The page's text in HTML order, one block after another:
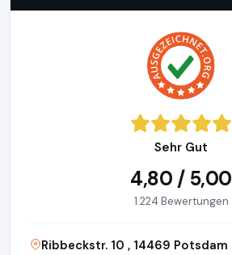
Sehr Gut
4,80 / 5,00
1.224 Bewertungen
Ribbeckstr. 10 , 14469 Potsdam